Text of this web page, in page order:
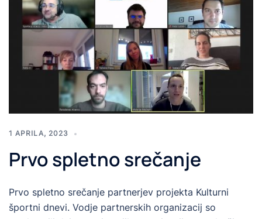
1 APRILA, 2023
Prvo spletno srečanje
Prvo spletno srečanje partnerjev projekta Kulturni
športni dnevi. Vodje partnerskih organizacij so